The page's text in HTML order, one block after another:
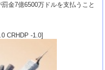
金7億6500万ドルを支払うこと
CRHDP -1.0]